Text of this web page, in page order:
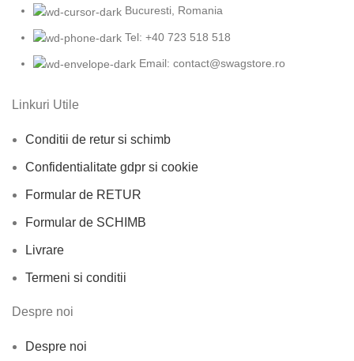
Bucuresti, Romania
Tel: +40 723 518 518
Email: contact@swagstore.ro
Linkuri Utile
Conditii de retur si schimb
Confidentialitate gdpr si cookie
Formular de RETUR
Formular de SCHIMB
Livrare
Termeni si conditii
Despre noi
Despre noi